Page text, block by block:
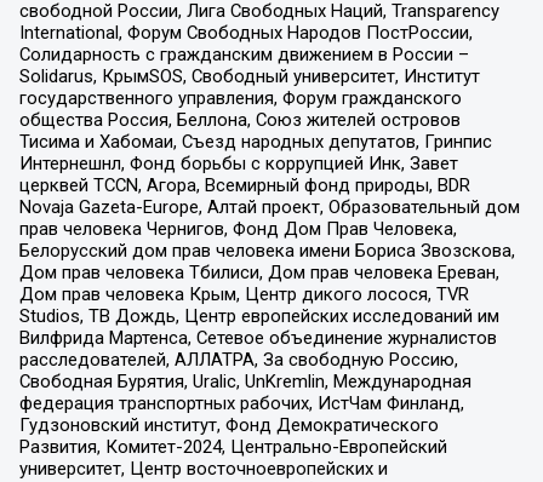
свободной России, Лига Свободных Наций, Transparеncy
International, Форум Свободных Народов ПостРоссии,
Солидарность с гражданским движением в России –
Solidarus, КрымSOS, Свободный университет, Институт
государственного управления, Форум гражданского
общества Россия, Беллона, Союз жителей островов
Тисима и Хабомаи, Съезд народных депутатов, Гринпис
Интернешнл, Фонд борьбы с коррупцией Инк, Завет
церквей TCCN, Агора, Всемирный фонд природы, BDR
Novaja Gazeta-Europe, Алтай проект, Образовательный дом
прав человека Чернигов, Фонд Дом Прав Человека,
Белорусский дом прав человека имени Бориса Звозскова,
Дом прав человека Тбилиси, Дом прав человека Ереван,
Дом прав человека Крым, Центр дикого лосося, TVR
Studios, ТВ Дождь, Центр европейских исследований им
Вилфрида Мартенса, Сетевое объединение журналистов
расследователей, АЛЛАТРА, За свободную Россию,
Свободная Бурятия, Uralic, UnKremlin, Международная
федерация транспортных рабочих, ИстЧам Финланд,
Гудзоновский институт, Фонд Демократического
Развития, Комитет-2024, Центрально-Европейский
университет, Центр восточноевропейских и